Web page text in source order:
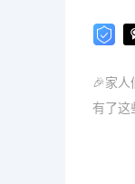
🎉家人
有了这